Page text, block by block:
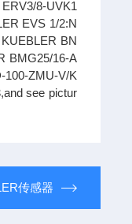
8-UVK1
EVS 1/2:N
BN
BMG25/16-A
100-ZMU-V/K
see pictur
传感器